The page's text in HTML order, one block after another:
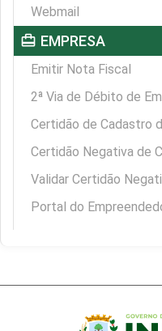
Webmail
card_travel EMPRESA
Emitir Nota Fiscal
2ª Via de Débito de
Certidão de Cadastro
Certidão Negativa de
Validar Certidão
Portal do